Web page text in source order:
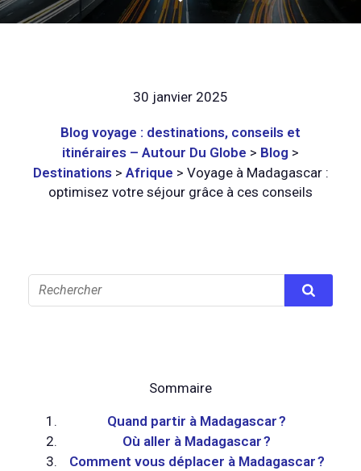
30 janvier 2025
Blog voyage : destinations, conseils et
itinéraires – Autour Du Globe > Blog >
Destinations> Afrique > Voyage à Madagascar :
optimisez votre séjour grâce à ces conseils
Sommaire
Quand partir à Madagascar ?
Où aller à Madagascar ?
Comment vous déplacer à Madagascar ?